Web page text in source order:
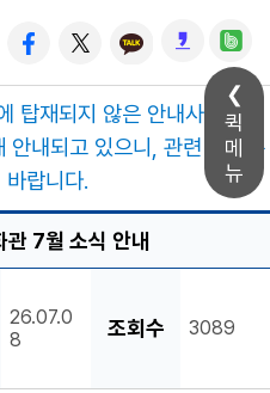
퀵
메
뉴
탑재되지 않은 안내사항 및
안내되고 있으니, 관련 내용은
랍니다.
7월 소식 안내
26.07.0
8
조회수 3089